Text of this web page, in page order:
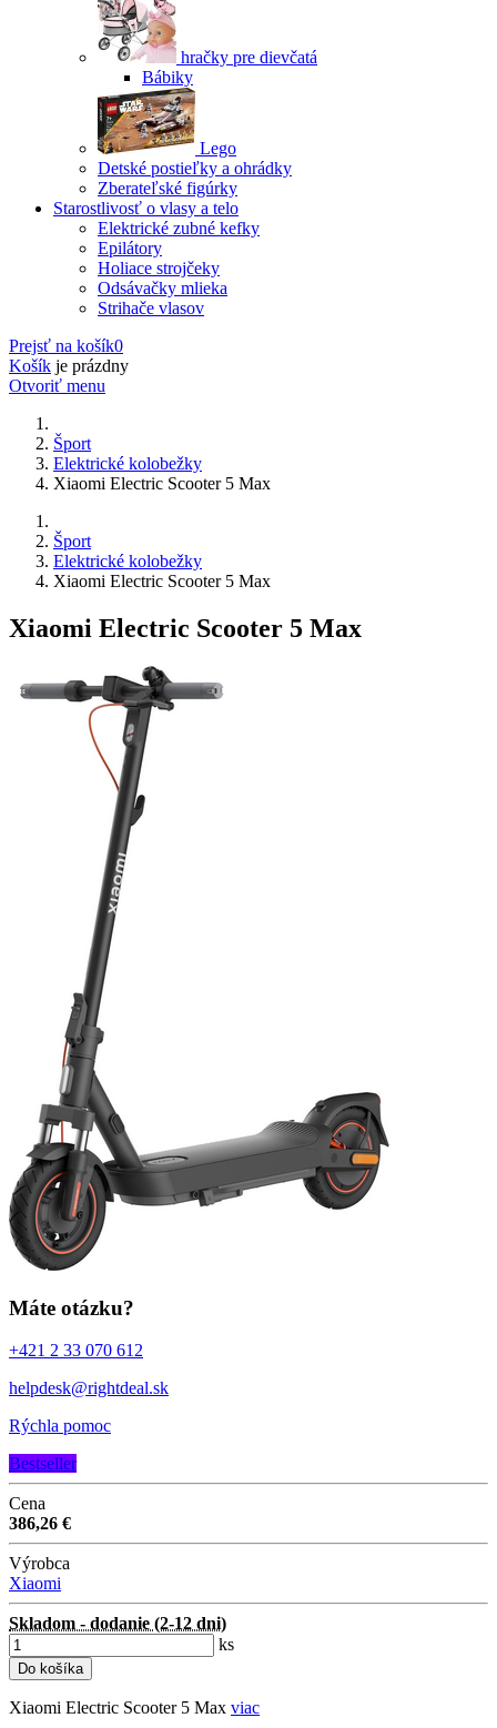
hračky pre dievčatá
Bábiky
Lego
Detské postieľky a ohrádky
Zberateľské figúrky
Starostlivosť o vlasy a telo
Elektrické zubné kefky
Epilátory
Holiace strojčeky
Odsávačky mlieka
Strihače vlasov
Prejsť na košík0
Košík je prázdny
Otvoriť menu
Šport
Elektrické kolobežky
Xiaomi Electric Scooter 5 Max
Šport
Elektrické kolobežky
Xiaomi Electric Scooter 5 Max
Xiaomi Electric Scooter 5 Max
Máte otázku?
+421 2 33 070 612
helpdesk@rightdeal.sk
Rýchla pomoc
Bestseller
Cena
386,26 €
Výrobca
Xiaomi
Skladom - dodanie (2-12 dni)
ks
Do košíka
Xiaomi Electric Scooter 5 Max viac